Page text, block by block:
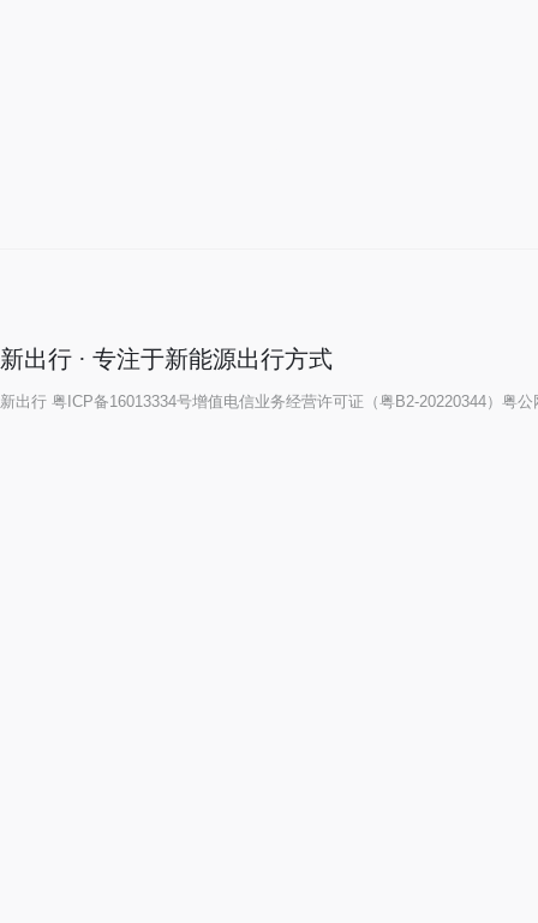
新出行 · 专注于新能源出行方式
新出行 粤ICP备16013334号增值电信业务经营许可证（粤B2-20220344） 粤公